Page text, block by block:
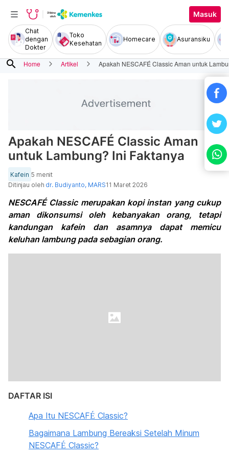
Masuk
Chat
dengan
Dokter
Toko
Kesehatan
Homecare Asuransiku
search Home Artikel Apakah NESCAFÉ Classic Aman untuk
Apakah NESCAFÉ Classic Aman
untuk Lambung? Ini Faktanya
Kafein 5 menit
Ditinjau oleh dr. Budiyanto, MARS11 Maret 2026
NESCAFÉ Classic merupakan kopi instan yang cukup
aman dikonsumsi oleh kebanyakan orang, tetapi
kandungan kafein dan asamnya dapat memicu
keluhan lambung pada sebagian orang.
DAFTAR ISI
Apa Itu NESCAFÉ Classic?
Bagaimana Lambung Bereaksi Setelah Minum
NESCAFÉ Classic?